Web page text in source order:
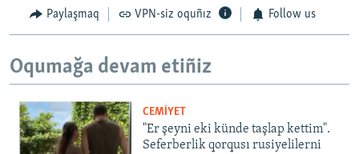
Paylaşmaq VPN-siz oquñız Follow us
Oqumağa devam etiñiz
CEMİYET
"Er şeyni eki künde taşlap kettim".
Seferberlik qorqusı rusiyelilerni